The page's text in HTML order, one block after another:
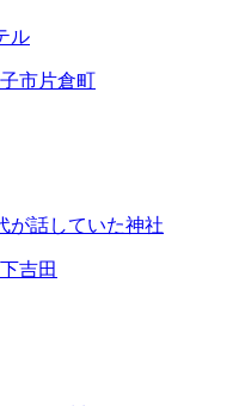
ル
市片倉町
が話していた神社
吉田